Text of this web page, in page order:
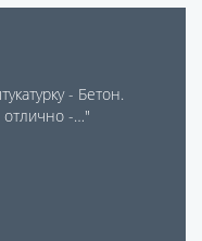
- Бетон.
отлично -…"